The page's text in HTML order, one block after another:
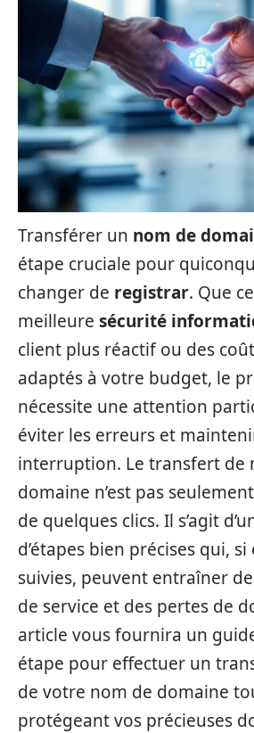
Transférer un nom de
étape cruciale pour
changer de registrar. Que
meilleure sécurité
client plus réactif ou des
adaptés à votre budget, le
nécessite une attention
éviter les erreurs et
interruption. Le transfert de
domaine n’est pas
de quelques clics. Il s’agit
d’étapes bien précises qui,
suivies, peuvent entraîner
de service et des pertes de
article vous fournira un
étape pour effectuer un
de votre nom de domaine
protégeant vos précieuses